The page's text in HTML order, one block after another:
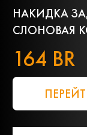
НАКИДКА
СЛОНОВАЯ
164 BR